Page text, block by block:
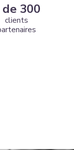
de 300
clients